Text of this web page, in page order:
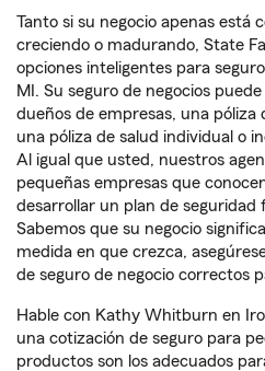
Tanto si su negocio apenas está
creciendo o madurando, State
opciones inteligentes para
MI. Su seguro de negocios
dueños de empresas, una póliza
una póliza de salud individual o
Al igual que usted, nuestros
pequeñas empresas que
desarrollar un plan de seguridad
Sabemos que su negocio
medida en que crezca,
de seguro de negocio correctos
Hable con Kathy Whitburn en
una cotización de seguro para
productos son los adecuados